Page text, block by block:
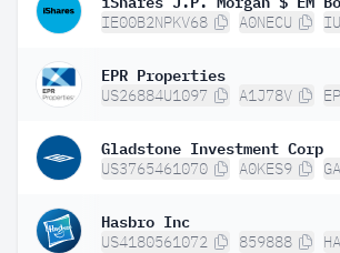
IE00B2NPKV68 A0NECU
EPR Properties
US26884U1097 A1J78V
Gladstone Investment Corp
US3765461070 A0KES9
Hasbro Inc
US4180561072 859888